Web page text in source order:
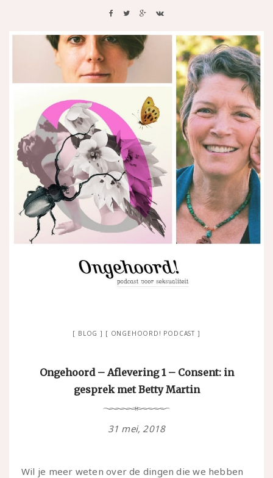
BLOG ONGEHOORD! PODCAST
Ongehoord – Aflevering 1 – Consent: in
gesprek met Betty Martin
31 mei, 2018
Wil je meer weten over de dingen die we hebben